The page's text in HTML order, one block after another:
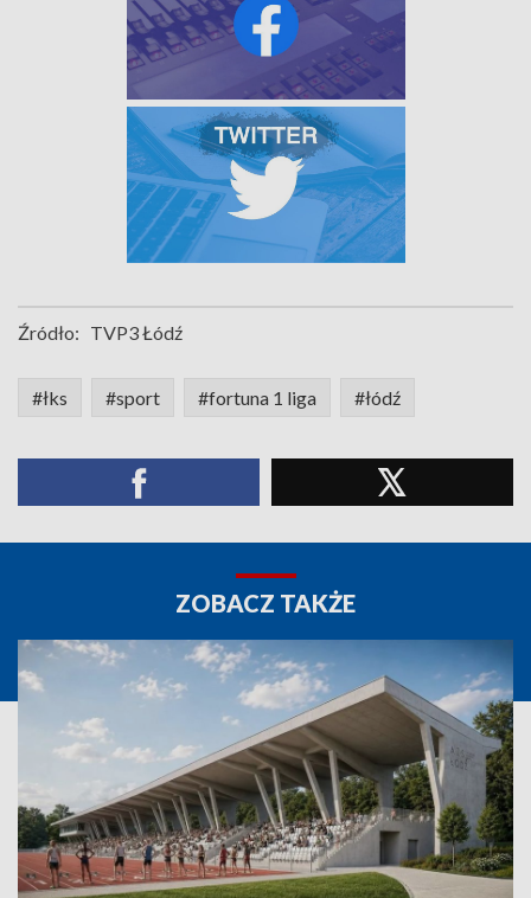
Źródło: TVP3 Łódź
#łks #sport #fortuna 1 liga #łódź
ZOBACZ TAKŻE